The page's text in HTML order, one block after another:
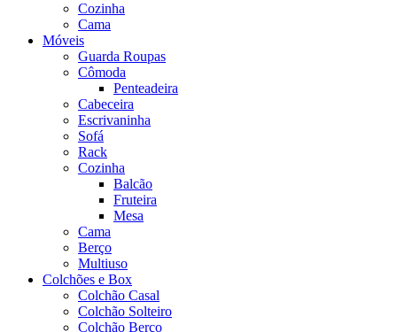
Cozinha
Cama
Móveis
Guarda Roupas
Cômoda
Penteadeira
Cabeceira
Escrivaninha
Sofá
Rack
Cozinha
Balcão
Fruteira
Mesa
Cama
Berço
Multiuso
Colchões e Box
Colchão Casal
Colchão Solteiro
Colchão Berço